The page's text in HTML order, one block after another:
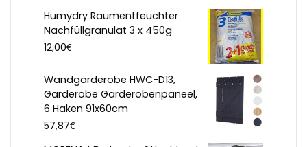
Humydry Raumentfeuchter
Nachfüllgranulat 3 x 450g
12,00€
Wandgarderobe HWC-D13,
Garderobe Garderobenpaneel,
6 Haken 91x60cm
57,87€